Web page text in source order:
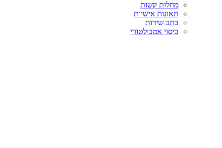
מחלות קשות
תאונות אישיות
כתב שירות
כיסוי אמבולטורי